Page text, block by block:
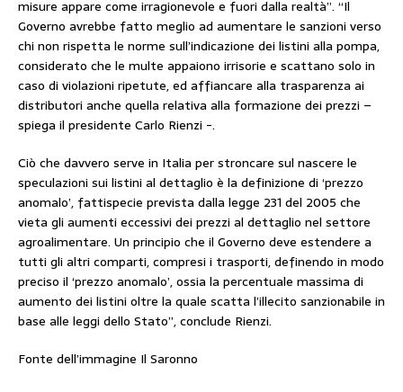
misure appare come irragionevole e fuori dalla realtà”. “Il
Governo avrebbe fatto meglio ad aumentare le sanzioni verso
chi non rispetta le norme sull’indicazione dei listini alla pompa,
considerato che le multe appaiono irrisorie e scattano solo in
caso di violazioni ripetute, ed affiancare alla trasparenza ai
distributori anche quella relativa alla formazione dei prezzi –
spiega il presidente Carlo Rienzi -.
Ciò che davvero serve in Italia per stroncare sul nascere le
speculazioni sui listini al dettaglio è la definizione di ‘prezzo
anomalo’, fattispecie prevista dalla legge 231 del 2005 che
vieta gli aumenti eccessivi dei prezzi al dettaglio nel settore
agroalimentare. Un principio che il Governo deve estendere a
tutti gli altri comparti, compresi i trasporti, definendo in modo
preciso il ‘prezzo anomalo’, ossia la percentuale massima di
aumento dei listini oltre la quale scatta l’illecito sanzionabile in
base alle leggi dello Stato”, conclude Rienzi.
Fonte dell’immagine Il Saronno